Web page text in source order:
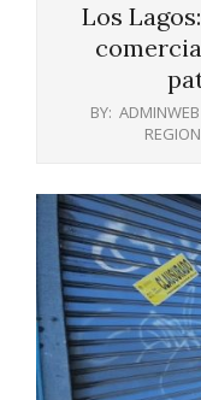
Los
BY: ADMINWEB